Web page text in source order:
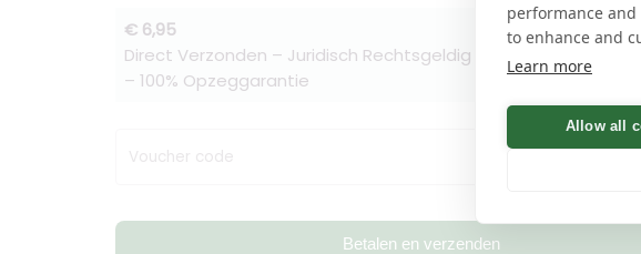
performance
to enhance and
Learn more
Allow all
€ 6,95
Direct Verzonden – Juridisch Rechtsgeldig – Bevestiging
– 100% Opzeggarantie
Voucher code
Betalen en verzenden